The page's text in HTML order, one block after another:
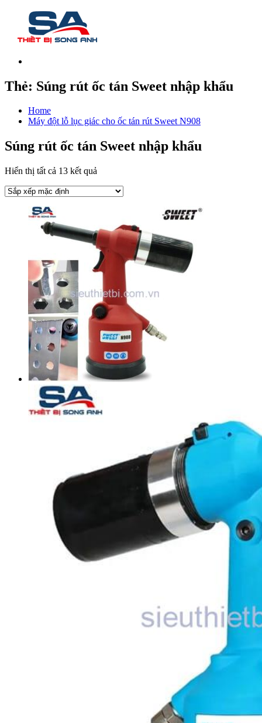
Thẻ: Súng rút ốc tán Sweet nhập khẩu
Home
Máy đột lỗ lục giác cho ốc tán rút Sweet N908
Súng rút ốc tán Sweet nhập khẩu
Hiển thị tất cả 13 kết quả